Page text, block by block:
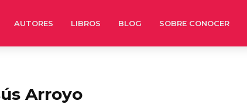
AUTORES LIBROS BLOG SOBRE CONOCER
Arroyo